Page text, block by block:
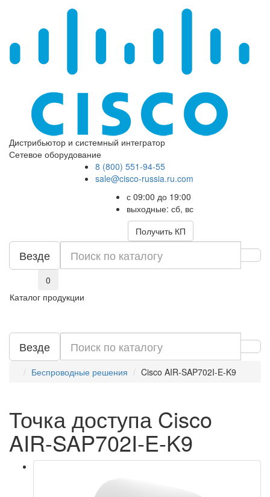
Дистрибьютор и системный интегратор
Сетевое оборудование
8 (800) 551-94-55
sale@cisco-russia.ru.com
с 09:00 до 19:00
выходные: сб, вс
Получить КП
Везде
0
Каталог продукции
Везде
Беспроводные решения Cisco AIR-SAP702I-E-K9
Точка доступа Cisco
AIR-SAP702I-E-K9